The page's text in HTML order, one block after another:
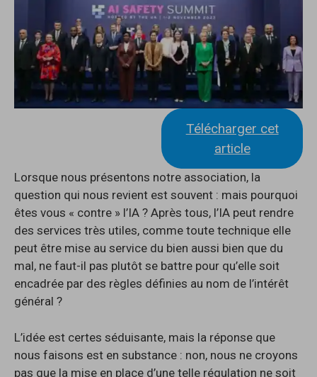
Télécharger cet
article
Lorsque nous présentons notre association, la
question qui nous revient est souvent : mais pourquoi
êtes vous « contre » l’IA ? Après tous, l’IA peut rendre
des services très utiles, comme toute technique elle
peut être mise au service du bien aussi bien que du
mal, ne faut-il pas plutôt se battre pour qu’elle soit
encadrée par des règles définies au nom de l’intérêt
général ?
L’idée est certes séduisante, mais la réponse que
nous faisons est en substance : non, nous ne croyons
pas que la mise en place d’une telle régulation ne soit